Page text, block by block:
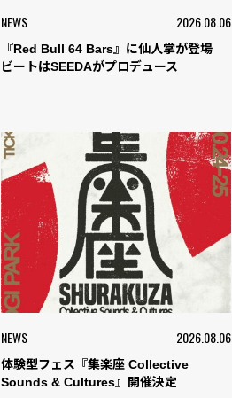
NEWS 2026.08.06
『Red Bull 64 Bars』に仙人掌が登場
ビートはSEEDAがプロデュース
NEWS 2026.08.06
体験型フェス『集楽座 Collective
Sounds & Cultures』開催決定